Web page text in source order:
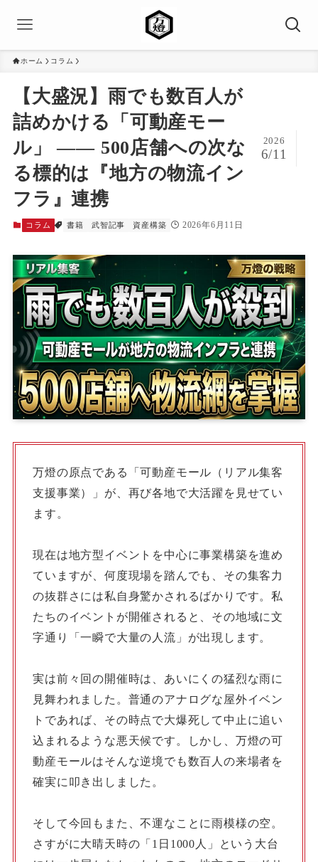
ホーム コラム
【大盛況】雨でも数百人が
詰めかける「可動産モー
ル」 ―― 500店舗への次な
る標的は『地方の物流イン
フラ』連携
2026
6/11
コラム 書籍 武智記事 資産構築 2026年6月11日
万燈の原点である「可動産モール（リアル集客
支援事業）」が、再び各地で大活躍を見せてい
ます。
現在は地方型イベントを中心に事業構築を進め
ていますが、何度現場を踏んでも、その集客力
の抜群さには私自身驚かされるばかりです。私
たちのイベントが開催されると、その地域に文
字通り「一瞬で大量の人流」が出現します。
実は前々回の開催時は、あいにくの猛烈な雨に
見舞われました。普通のアナログな屋外イベン
トであれば、その時点で大爆死して中止に追い
込まれるような悪天候です。しかし、万燈の可
動産モールはそんな逆境でも数百人の来場者を
確実に叩き出しました。
そして今回もまた、不運なことに雨模様の空。
さすがに大晴天時の「1日1000人」という大台